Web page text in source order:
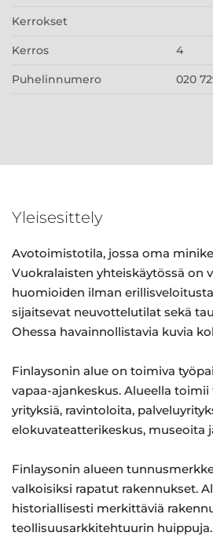
Kerrokset
Kerros 4
Puhelinnumero 020
Yleisesittely
Avotoimistotila, jossa oma
Vuokralaisten yhteiskäytössä on
huomioiden ilman erillisveloitusta
sijaitsevat neuvottelutilat sekä
Ohessa havainnollistavia kuvia
Finlaysonin alue on toimiva
vapaa-ajankeskus. Alueella
yrityksiä, ravintoloita,
elokuvateatterikeskus, museoita
Finlaysonin alueen
valkoisiksi rapatut rakennukset.
historiallisesti merkittäviä
teollisuusarkkitehtuurin